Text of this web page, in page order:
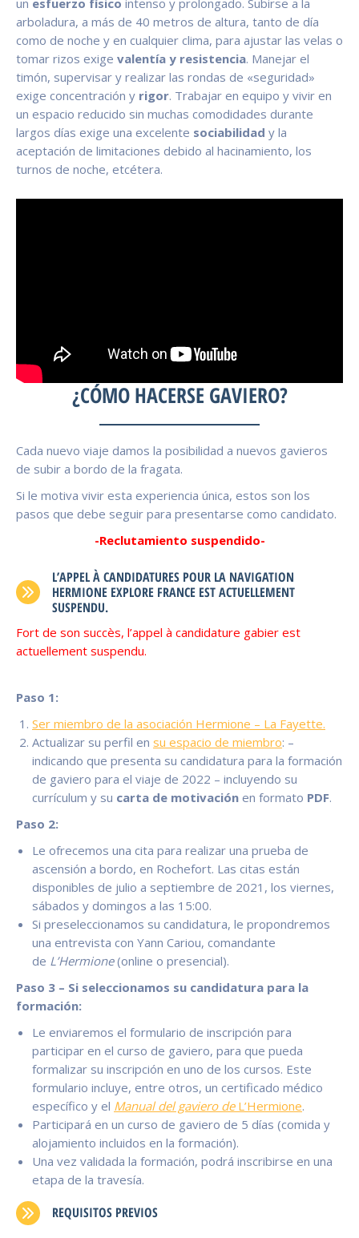
arboladura, a más de 40 metros de altura, tanto de día
como de noche y en cualquier clima, para ajustar las velas o
tomar rizos exige valentía y resistencia. Manejar el
timón, supervisar y realizar las rondas de «seguridad»
exige concentración y rigor. Trabajar en equipo y vivir en
un espacio reducido sin muchas comodidades durante
largos días exige una excelente sociabilidad y la
aceptación de limitaciones debido al hacinamiento, los
turnos de noche, etcétera.
¿CÓMO HACERSE GAVIERO?
Cada nuevo viaje damos la posibilidad a nuevos gavieros
de subir a bordo de la fragata.
Si le motiva vivir esta experiencia única, estos son los
pasos que debe seguir para presentarse como candidato.
-Reclutamiento suspendido-
L’APPEL À CANDIDATURES POUR LA NAVIGATION
HERMIONE EXPLORE FRANCE EST ACTUELLEMENT
SUSPENDU.
Fort de son succès, l’appel à candidature gabier est
actuellement suspendu.
Paso 1:
Ser miembro de la asociación Hermione – La Fayette.
Actualizar su perfil en su espacio de miembro: –
indicando que presenta su candidatura para la formación
de gaviero para el viaje de 2022 – incluyendo su
currículum y su carta de motivación en formato PDF.
Paso 2:
Le ofrecemos una cita para realizar una prueba de
ascensión a bordo, en Rochefort. Las citas están
disponibles de julio a septiembre de 2021, los viernes,
sábados y domingos a las 15:00.
Si preseleccionamos su candidatura, le propondremos
una entrevista con Yann Cariou, comandante
de L’Hermione(online o presencial).
Paso 3 – Si seleccionamos su candidatura para la
formación:
Le enviaremos el formulario de inscripción para
participar en el curso de gaviero, para que pueda
formalizar su inscripción en uno de los cursos. Este
formulario incluye, entre otros, un certificado médico
específico y el Manual del gaviero de L’Hermione.
Participará en un curso de gaviero de 5 días (comida y
alojamiento incluidos en la formación).
Una vez validada la formación, podrá inscribirse en una
etapa de la travesía.
REQUISITOS PREVIOS